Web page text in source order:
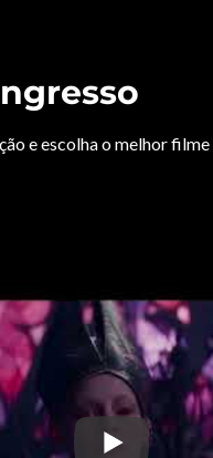
e escolha o melhor filme